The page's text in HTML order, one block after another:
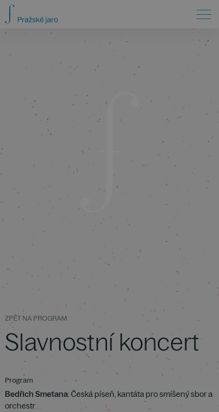
ZPĚT NA PROGRAM
Slavnostní koncert
Program
Bedřich Smetana: Česká píseň, kantáta pro smíšený sbor a
orchestr